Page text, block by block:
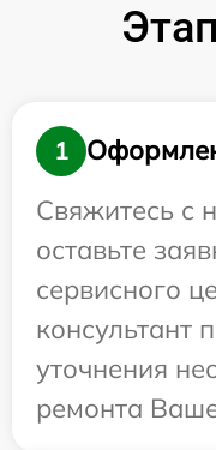
1
Свяжитесь с
оставьте
сервисного
консультант
уточнения
ремонта